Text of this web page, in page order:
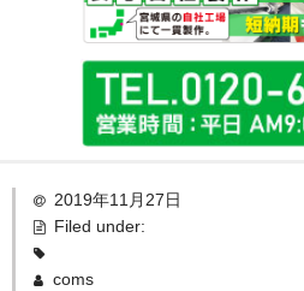
TOP
標準加工
2019年11月27日
Filed under:
coms